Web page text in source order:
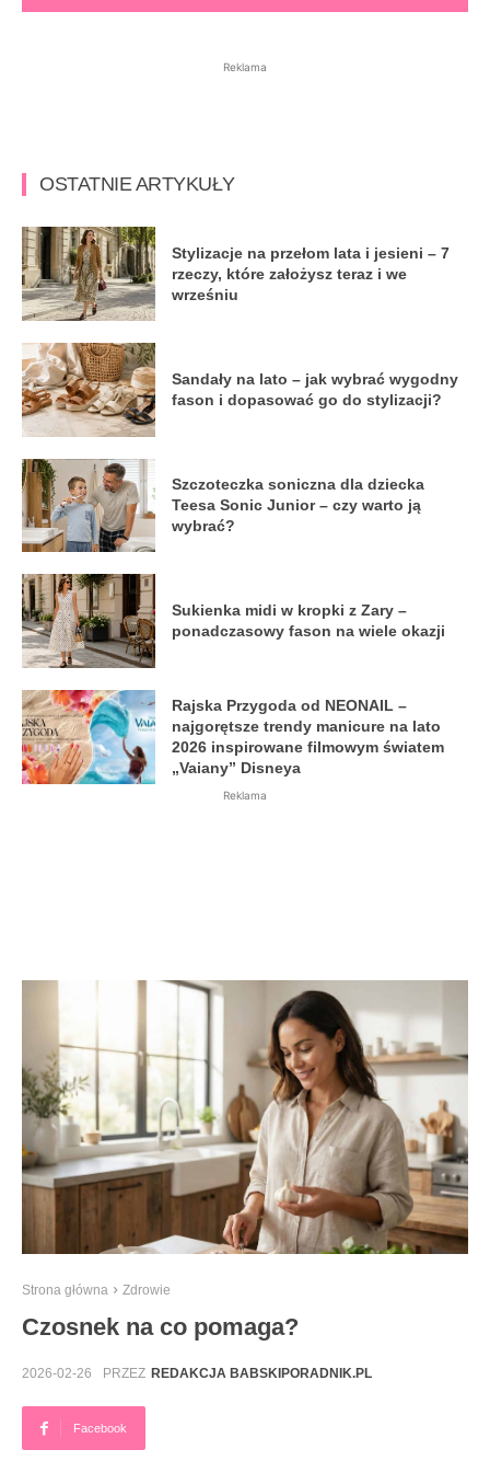
Reklama
OSTATNIE ARTYKUŁY
Stylizacje na przełom lata i jesieni – 7
rzeczy, które założysz teraz i we
wrześniu
Sandały na lato – jak wybrać wygodny
fason i dopasować go do stylizacji?
Szczoteczka soniczna dla dziecka
Teesa Sonic Junior – czy warto ją
wybrać?
Sukienka midi w kropki z Zary –
ponadczasowy fason na wiele okazji
Rajska Przygoda od NEONAIL –
najgorętsze trendy manicure na lato
2026 inspirowane filmowym światem
„Vaiany” Disneya
Reklama